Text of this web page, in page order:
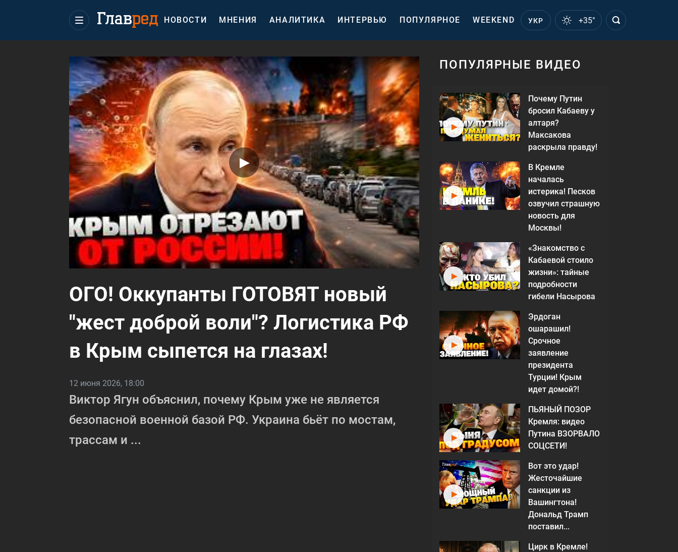
НОВОСТИ МНЕНИЯ АНАЛИТИКА ИНТЕРВЬЮ ПОПУЛЯРНОЕ WEEKEND УКР +35°
ОГО! Оккупанты ГОТОВЯТ новый
"жест доброй воли"? Логистика РФ
в Крым сыпется на глазах!
12 июня 2026, 18:00
Виктор Ягун объяснил, почему Крым уже не является
безопасной военной базой РФ. Украина бьёт по мостам,
трассам и ...
ПОПУЛЯРНЫЕ ВИДЕО
Почему Путин
бросил Кабаеву у
алтаря?
Максакова
раскрыла правду!
В Кремле
началась
истерика! Песков
озвучил страшную
новость для
Москвы!
«Знакомство с
Кабаевой стоило
жизни»: тайные
подробности
гибели Насырова
Эрдоган
ошарашил!
Срочное
заявление
президента
Турции! Крым
идет домой?!
ПЬЯНЫЙ ПОЗОР
Кремля: видео
Путина ВЗОРВАЛО
СОЦСЕТИ!
Вот это удар!
Жесточайшие
санкции из
Вашингтона!
Дональд Трамп
поставил...
Цирк в Кремле!